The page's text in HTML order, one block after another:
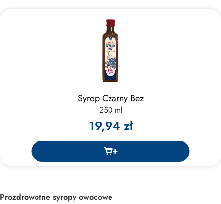
Syrop Czarny Bez
250 ml
19,94 zł
Prozdrowotne syropy owocowe